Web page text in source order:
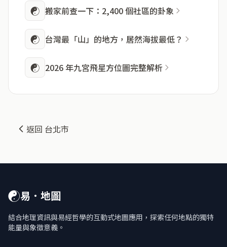
☯ 搬家前查一下：2,400 個社區的卦象
☯ 台灣最「山」的地方，居然海拔最低？
☯ 2026 年九宮飛星方位圖完整解析
返回 台北市
☯易．地圖
結合地理資訊與易經哲學的互動式地圖應用，探索任何地點的獨特
能量與象徵意義。